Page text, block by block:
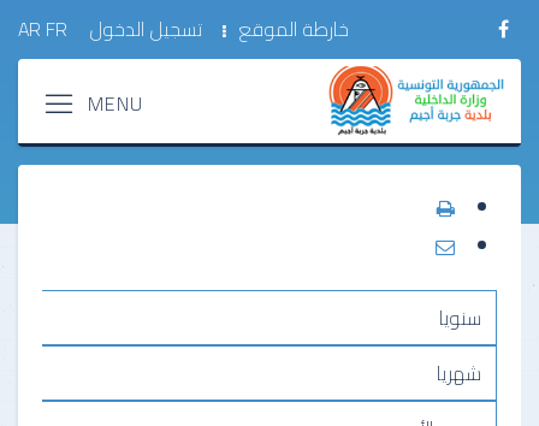
FR
AR خارطة الموقع تسجيل الدخول
سنويا
شهريا